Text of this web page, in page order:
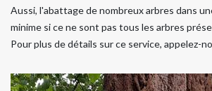
Aussi, l'abattage de nombreux arbres dans
minime si ce ne sont pas tous les arbres
Pour plus de détails sur ce service, appelez-